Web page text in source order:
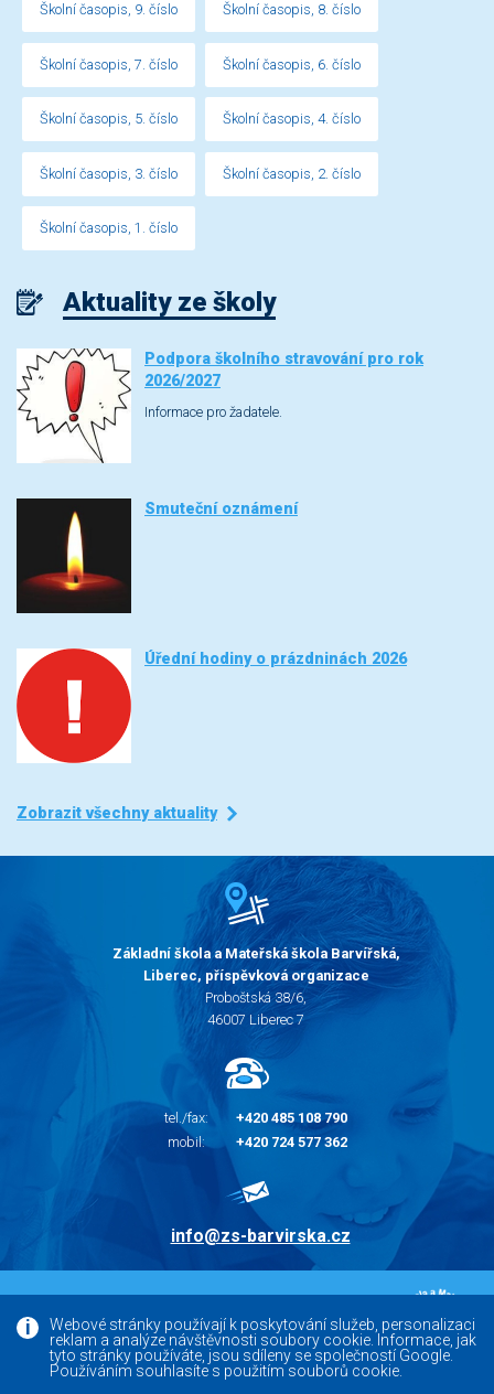
Webové stránky používají k poskytování služeb, personalizaci
reklam a analýze návštěvnosti soubory cookie. Informace, jak
tyto stránky používáte, jsou sdíleny se společností Google.
Používáním souhlasíte s použitím souborů cookie.
Školní časopis, 9. číslo Školní časopis, 8. číslo
Školní časopis, 7. číslo Školní časopis, 6. číslo
Školní časopis, 5. číslo Školní časopis, 4. číslo
Školní časopis, 3. číslo Školní časopis, 2. číslo
Školní časopis, 1. číslo
Aktuality ze školy
Podpora školního stravování pro rok
2026/2027
Informace pro žadatele.
Smuteční oznámení
Úřední hodiny o prázdninách 2026
Zobrazit všechny aktuality
Základní škola a Mateřská škola Barvířská,
Liberec, příspěvková organizace
Proboštská 38/6,
46007 Liberec 7
tel./fax:
+420 485 108 790
mobil:
+420 724 577 362
info@zs-barvirska.cz
Facebook